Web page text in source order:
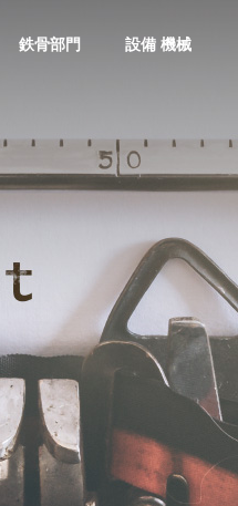
鉄骨部門 設備 機械